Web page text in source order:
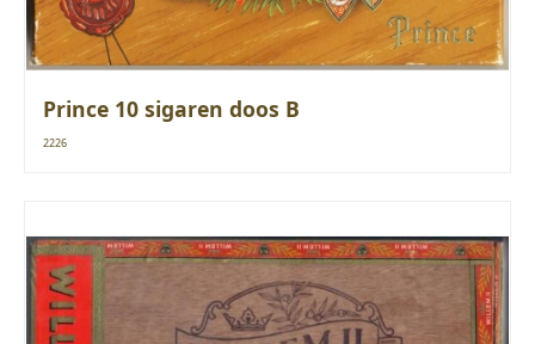
Prince 10 sigaren doos B
2226